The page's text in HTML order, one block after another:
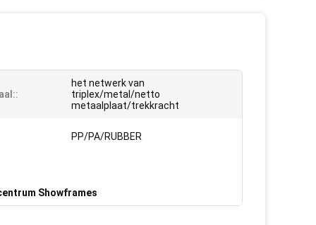
het netwerk van
triplex/metal/netto
metaalplaat/trekkracht
PP/PA/RUBBER
Showframes